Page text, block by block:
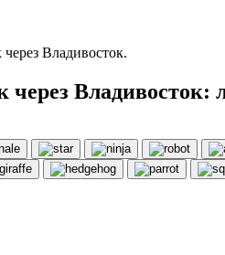
Владивосток.
Владивосток: